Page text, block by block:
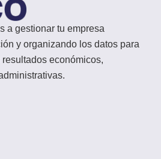
a gestionar tu empresa
y organizando los datos para
económicos,